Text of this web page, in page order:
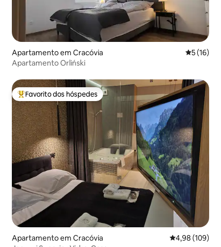
Apartamento em Cracóvia
5 (16)
Apartamento Orliński
Favoritos dos hóspedes mais apreciados
Favorito dos hóspedes
Apartamento em Cracóvia Classificação
4,98 (109)